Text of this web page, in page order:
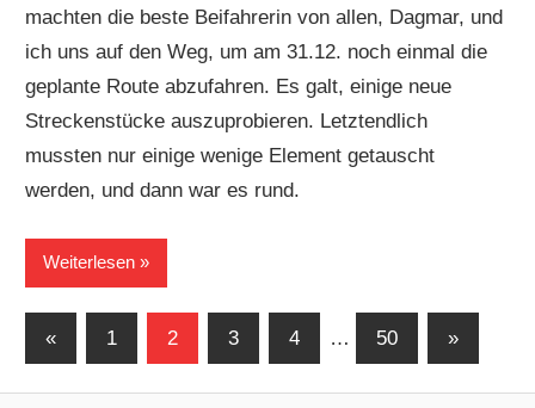
machten die beste Beifahrerin von allen, Dagmar, und
ich uns auf den Weg, um am 31.12. noch einmal die
geplante Route abzufahren. Es galt, einige neue
Streckenstücke auszuprobieren. Letztendlich
mussten nur einige wenige Element getauscht
werden, und dann war es rund.
Weiterlesen
Seitennummerierung
«Vorherige
Beiträge
1 2 3 4 … 50
Nächste
Beiträge
»